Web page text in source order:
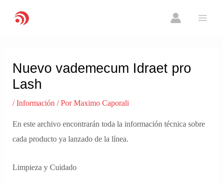
Nuevo vademecum Idraet pro
Lash
/Información / PorMaximo Caporali
En este archivo encontrarán toda la información técnica sobre
cada producto ya lanzado de la línea.
Limpieza y Cuidado
entradas